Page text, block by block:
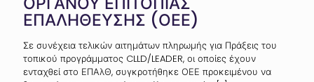
ΕΠΑΛΗΘΕΥΣΗΣ (ΟΕΕ)
Σε συνέχεια τελικών αιτημάτων πληρωμής για Πράξεις του
τοπικού προγράμματος CLLD/LEADER, οι οποίες έχουν
ενταχθεί στο ΕΠΑλΘ, συγκροτήθηκε ΟΕΕ προκειμένου να